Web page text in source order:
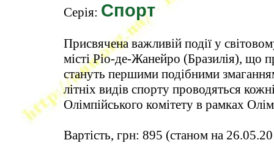
Серія: Спорт
Присвячена важливій події у
місті Ріо-де-Жанейро (Бразилія), що
стануть першими подібними
літніх видів спорту проводяться
Олімпійського комітету в рамках
Вартість, грн: 895 (станом на